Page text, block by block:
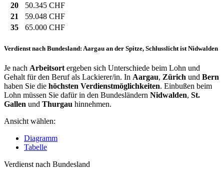
20
50.345 CHF
21
59.048 CHF
35
65.000 CHF
Verdienst nach Bundesland: Aargau an der Spitze, Schlusslicht ist Nidwalden
Je nach Arbeitsort ergeben sich Unterschiede beim Lohn und
Gehalt für den Beruf als Lackierer/in. In Aargau, Zürich und Bern
haben Sie die höchsten Verdienstmöglichkeiten. Einbußen beim
Lohn müssen Sie dafür in den Bundesländern Nidwalden, St.
Gallen und Thurgau hinnehmen.
Ansicht wählen:
Diagramm
Tabelle
Verdienst nach Bundesland